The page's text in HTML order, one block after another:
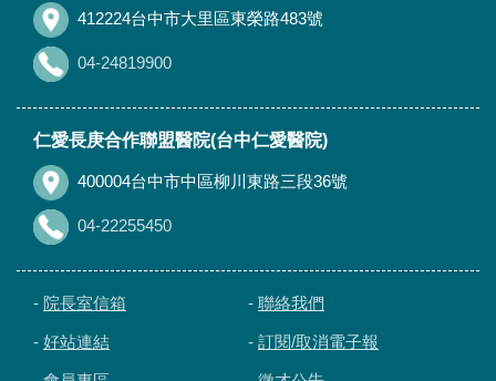
412224台中市大里區東榮路483號
04-24819900
仁愛長庚合作聯盟醫院(台中仁愛醫院)
400004台中市中區柳川東路三段36號
04-22255450
- 院長室信箱 - 聯絡我們
- 好站連結 - 訂閱/取消電子報